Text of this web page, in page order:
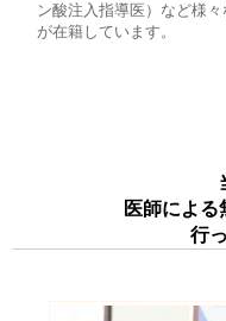
ン酸注入指導医）など様
が在籍しています。
医師によ
行